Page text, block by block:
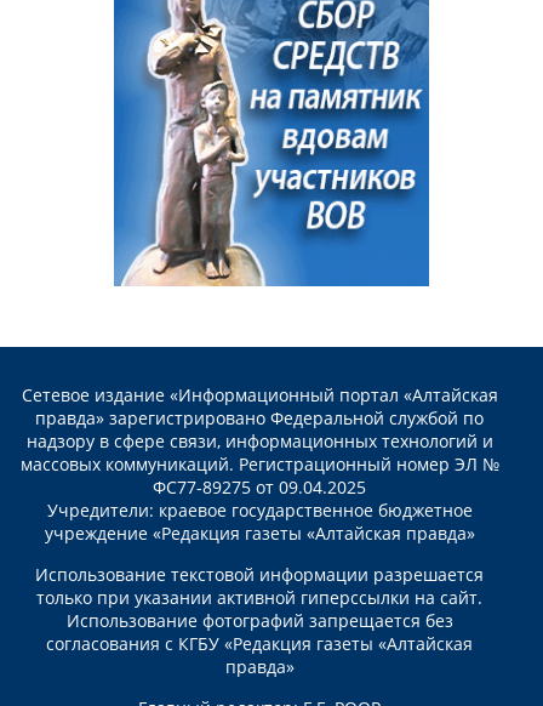
Сетевое издание «Информационный портал «Алтайская
правда» зарегистрировано Федеральной службой по
надзору в сфере связи, информационных технологий и
массовых коммуникаций. Регистрационный номер ЭЛ №
ФС77-89275 от 09.04.2025
Учредители: краевое государственное бюджетное
учреждение «Редакция газеты «Алтайская правда»
Использование текстовой информации разрешается
только при указании активной гиперссылки на сайт.
Использование фотографий запрещается без
согласования с КГБУ «Редакция газеты «Алтайская
правда»